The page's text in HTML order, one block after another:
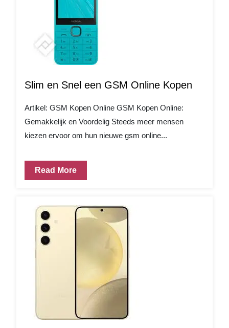
Slim en Snel een GSM Online Kopen
Artikel: GSM Kopen Online GSM Kopen Online:
Gemakkelijk en Voordelig Steeds meer mensen
kiezen ervoor om hun nieuwe gsm online...
Read More